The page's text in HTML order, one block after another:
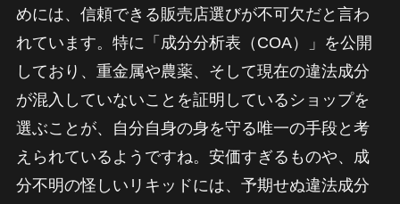
めには、信頼できる販売店選びが不可欠だと言わ
れています。特に「成分分析表（COA）」を公開
しており、重金属や農薬、そして現在の違法成分
が混入していないことを証明しているショップを
選ぶことが、自分自身の身を守る唯一の手段と考
えられているようですね。安価すぎるものや、成
分不明の怪しいリキッドには、予期せぬ違法成分